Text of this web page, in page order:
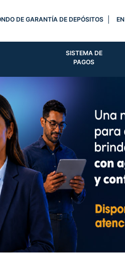
DE GARANTÍA DE DEPÓSITOS EN
SISTEMA DE
PAGOS